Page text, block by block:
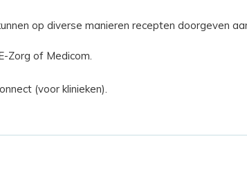
op diverse manieren recepten doorgeven
Zorg of Medicom.
(voor klinieken).